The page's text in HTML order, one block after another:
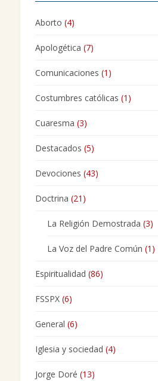
Aborto (4)
Apologética (7)
Comunicaciones (1)
Costumbres católicas (1)
Cuaresma (3)
Destacados (5)
Devociones (43)
Doctrina (21)
La Religión Demostrada (3)
La Voz del Padre Común (1)
Espiritualidad (86)
FSSPX(6)
General (6)
Iglesia y sociedad (4)
Jorge Doré (13)